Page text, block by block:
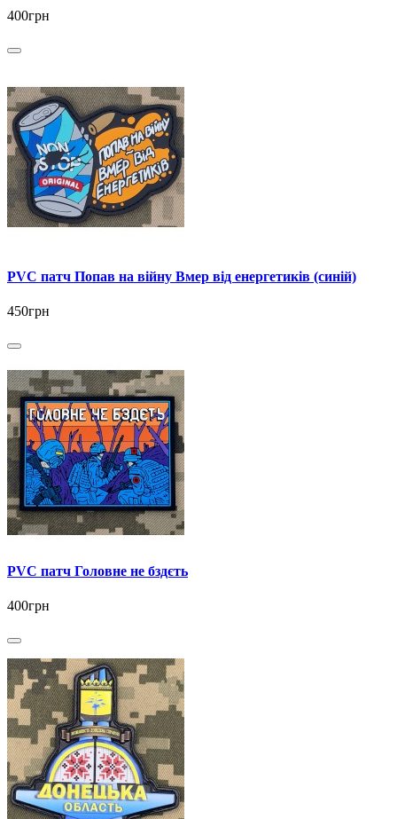
400грн
PVC патч Попав на війну Вмер від енергетиків (синій)
450грн
PVC патч Головне не бздєть
400грн